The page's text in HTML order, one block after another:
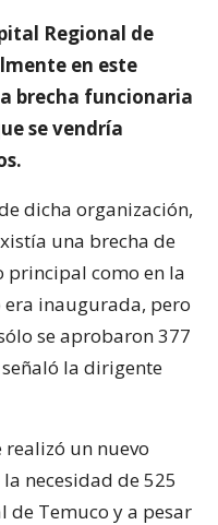
Regional de
en este
brecha funcionaria
se vendría
dicha organización,
una brecha de
principal como en la
inaugurada, pero
se aprobaron 377
la dirigente
realizó un nuevo
necesidad de 525
de Temuco y a pesar